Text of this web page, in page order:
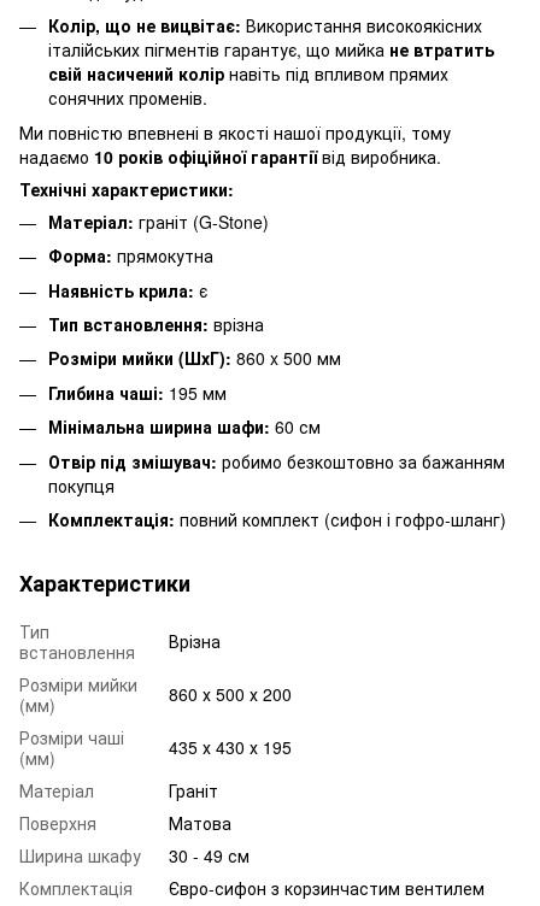
Колір, що не вицвітає: Використання високоякісних
італійських пігментів гарантує, що мийка не втратить
свій насичений колір навіть під впливом прямих
сонячних променів.
Ми повністю впевнені в якості нашої продукції, тому
надаємо 10 років офіційної гарантіївід виробника.
Технічні характеристики:
Матеріал: граніт (G-Stone)
Форма: прямокутна
Наявність крила: є
Тип встановлення: врізна
Розміри мийки (ШхГ): 860 x 500 мм
Глибина чаші: 195 мм
Мінімальна ширина шафи: 60 см
Отвір під змішувач: робимо безкоштовно за бажанням
покупця
Комплектація: повний комплект (сифон і гофро-шланг)
Характеристики
Тип
встановлення
Врізна
Розміри мийки
(мм)
860 х 500 х 200
Розміри чаші
(мм)
435 х 430 х 195
Матеріал
Граніт
Поверхня
Матова
Ширина шкафу
30 - 49 см
Комплектація
Євро-сифон з корзинчастим вентилем